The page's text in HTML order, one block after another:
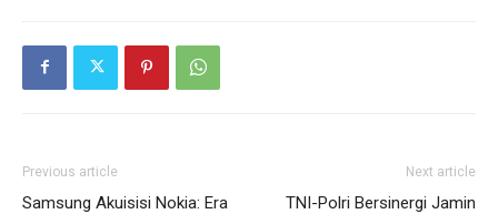
Previous article
Samsung Akuisisi Nokia: Era
Next article
TNI-Polri Bersinergi Jamin